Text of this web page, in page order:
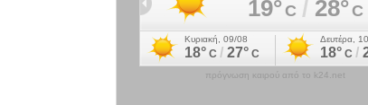
πρόγνωση καιρού από το k24.net